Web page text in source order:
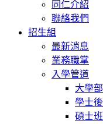
同仁介紹
聯絡我們
招生組
最新消息
業務職掌
入學管道
大學部
學士後
碩士班